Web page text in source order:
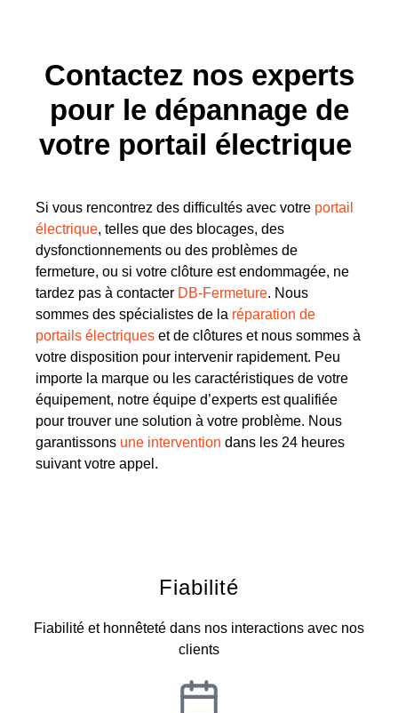
Contactez nos experts
pour le dépannage de
votre portail électrique
Si vous rencontrez des difficultés avec votre portail
électrique, telles que des blocages, des
dysfonctionnements ou des problèmes de
fermeture, ou si votre clôture est endommagée, ne
tardez pas à contacter DB-Fermeture. Nous
sommes des spécialistes de la réparation de
portails électriques et de clôtures et nous sommes à
votre disposition pour intervenir rapidement. Peu
importe la marque ou les caractéristiques de votre
équipement, notre équipe d’experts est qualifiée
pour trouver une solution à votre problème. Nous
garantissons une intervention dans les 24 heures
suivant votre appel.
Fiabilité
Fiabilité et honnêteté dans nos interactions avec nos
clients